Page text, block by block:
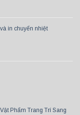
in chuyển nhiệt
Phẩm Trang Trí Sang